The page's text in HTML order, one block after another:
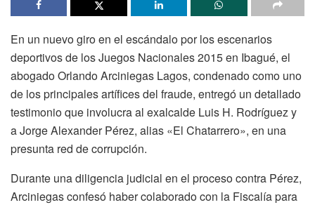
En un nuevo giro en el escándalo por los escenarios
deportivos de los Juegos Nacionales 2015 en Ibagué, el
abogado Orlando Arciniegas Lagos, condenado como uno
de los principales artífices del fraude, entregó un detallado
testimonio que involucra al exalcalde Luis H. Rodríguez y
a Jorge Alexander Pérez, alias «El Chatarrero», en una
presunta red de corrupción.
Durante una diligencia judicial en el proceso contra Pérez,
Arciniegas confesó haber colaborado con la Fiscalía para